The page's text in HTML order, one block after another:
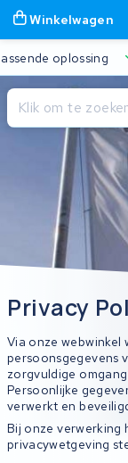
Winkelwagen
oplossing
Privacy
Via onze
persoonsgegevens
zorgvuldige
Persoonlijke
verwerkt en
Bij onze verwerking
privacywetgeving
Winkelwagen
Gratis verzending
Begin